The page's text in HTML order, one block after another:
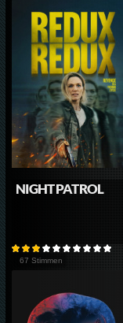
NIGHT PATROL
67 Stimmen